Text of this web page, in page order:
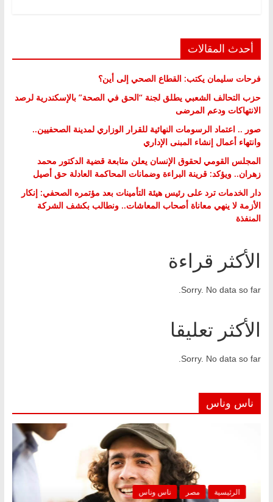
أحدث المقالات
فرحات سليمان يكتب: القطاع الصحي إلى أين؟
حزب التحالف الشعبي يطلق لجنة “الحق في الصحة” بالإسكندرية لرصد
الانتهاكات ودعم المرضى
صور .. اعتماد الرسومات النهائية للقرار الوزاري لمدينة الصحفيين..
وانتهاء أعمال إنشاء المبنى الإداري
المجلس القومي لحقوق الإنسان يعلن متابعة قضية الدكتور محمد
زهران.. ويؤكد: قرينة البراءة وضمانات المحاكمة العادلة حق أصيل
دار الخدمات ترد على رئيس هيئة التأمينات بعد مؤتمره الصحفي: إنكار
الأزمة لا ينهي معاناة أصحاب المعاشات.. ونطالب بكشف الشركة
المنفذة
الأكثر قراءة
Sorry. No data so far.
الأكثر تعليقا
Sorry. No data so far.
ناس وناس
الرئيسية مصر ناس وناس